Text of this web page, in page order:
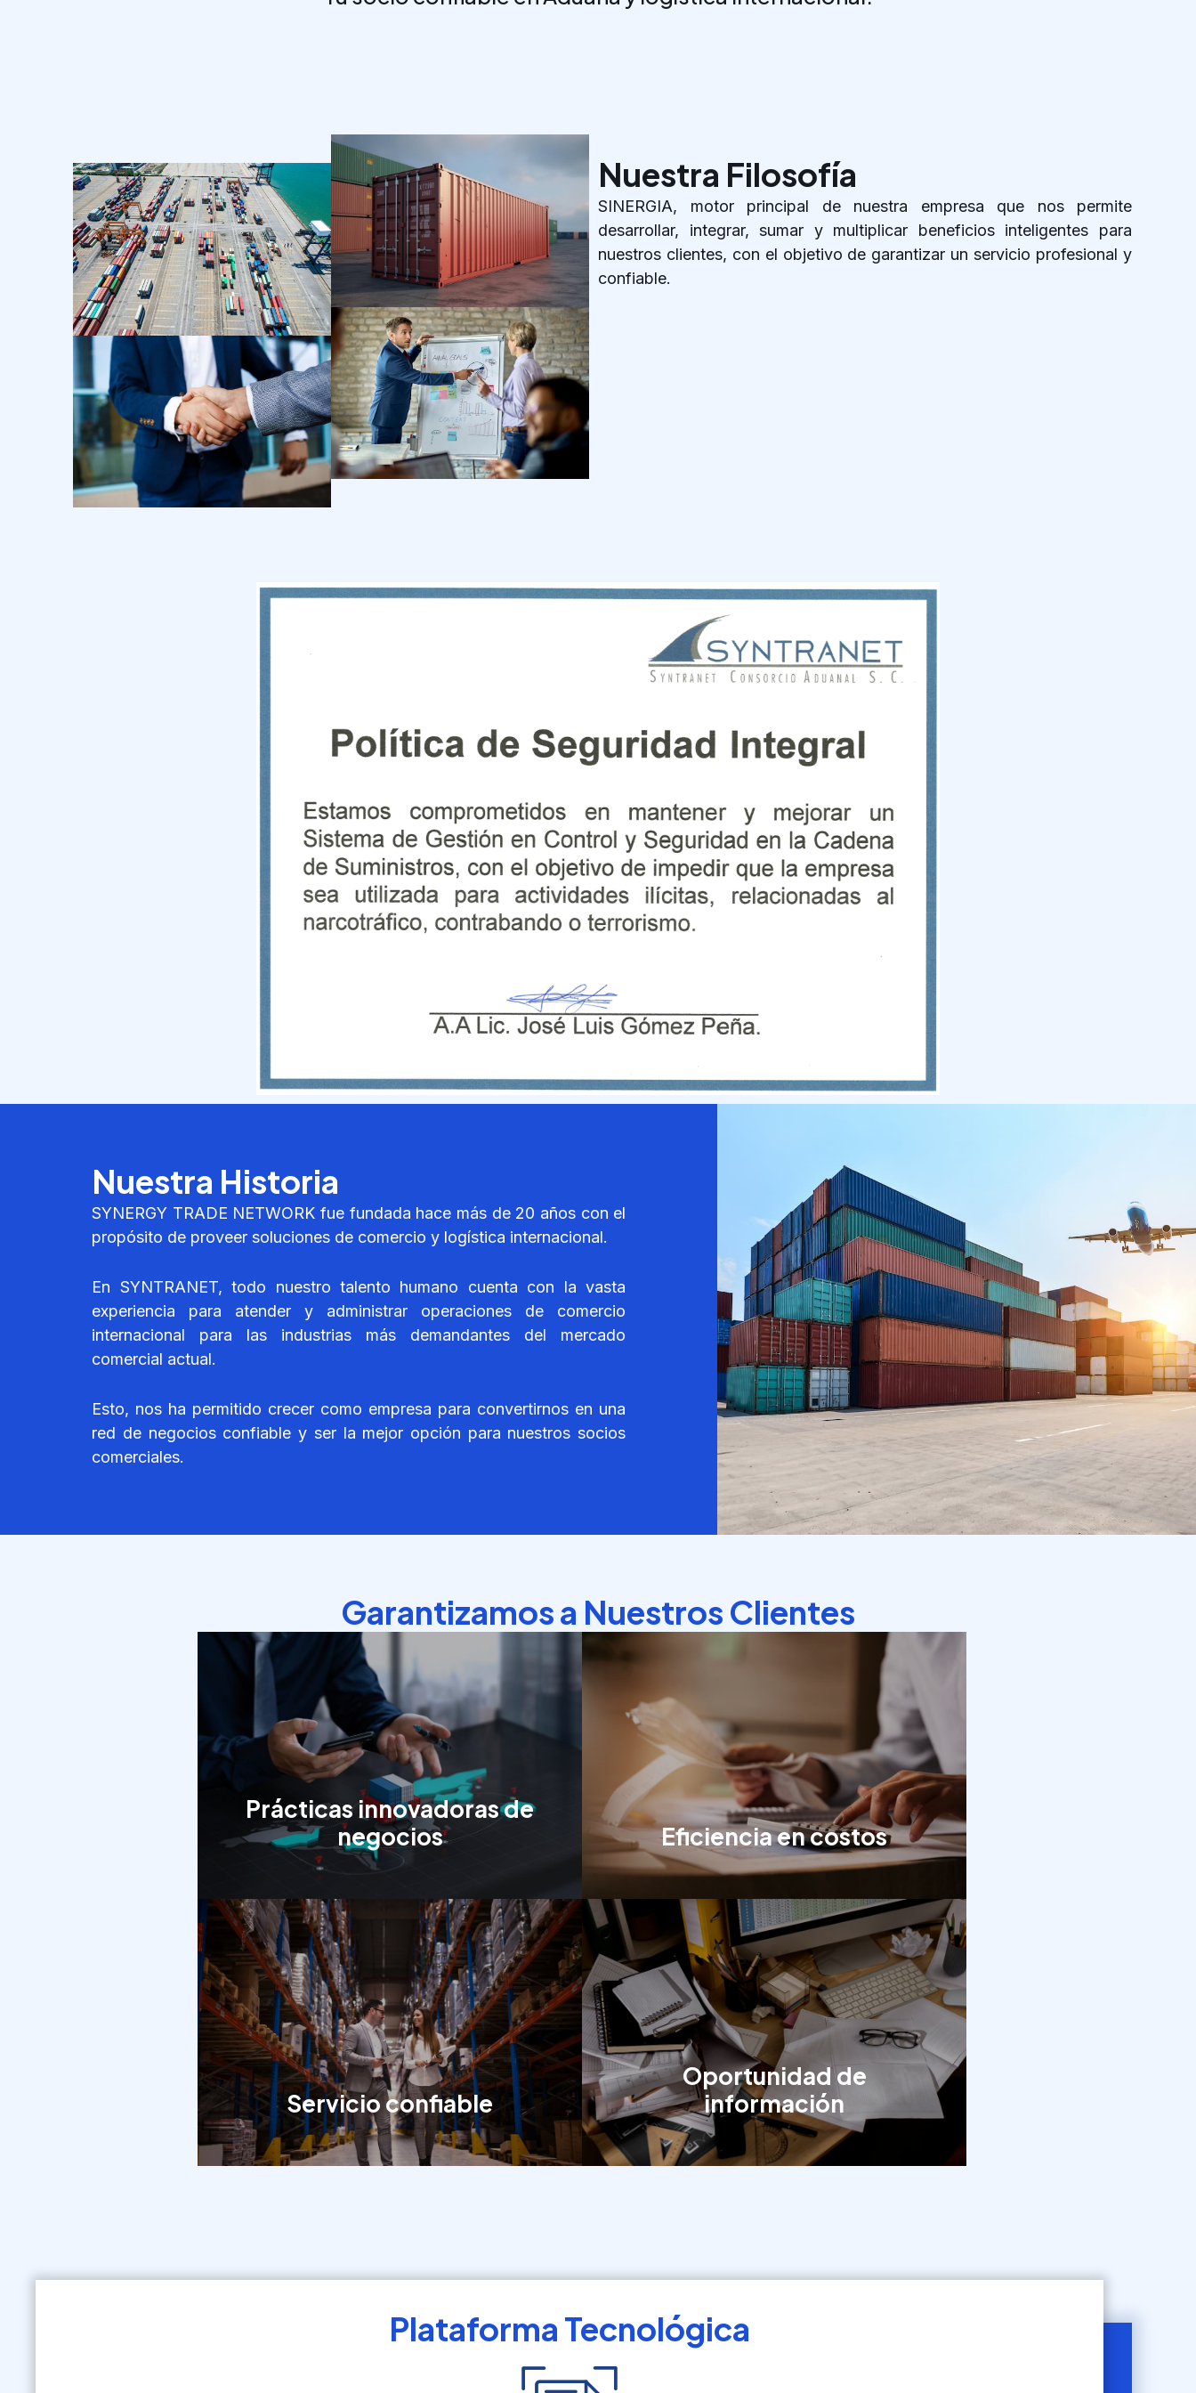
Nuestra Filosofía
SINERGIA, motor principal de nuestra empresa que nos permite
desarrollar, integrar, sumar y multiplicar beneficios inteligentes para
nuestros clientes, con el objetivo de garantizar un servicio profesional y
confiable.
Nuestra Historia
SYNERGY TRADE NETWORK fue fundada hace más de 20 años con el
propósito de proveer soluciones de comercio y logística internacional.
En SYNTRANET, todo nuestro talento humano cuenta con la vasta
experiencia para atender y administrar operaciones de comercio
internacional para las industrias más demandantes del mercado
comercial actual.
Esto, nos ha permitido crecer como empresa para convertirnos en una
red de negocios confiable y ser la mejor opción para nuestros socios
comerciales.
Garantizamos a Nuestros Clientes
Prácticas innovadoras de
negocios
Eficiencia en costos
Servicio confiable
Oportunidad de
información
Plataforma Tecnológica